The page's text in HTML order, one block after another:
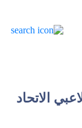
الاتحاد